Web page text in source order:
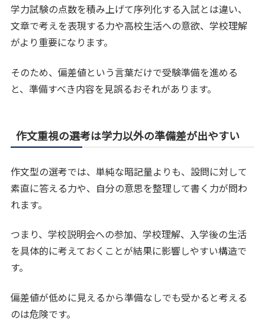
学力試験の点数を積み上げて序列化する入試とは違い、
文章で考えを表現する力や高校生活への意欲、学校理解
がより重要になります。
そのため、偏差値という言葉だけで受験準備を進める
と、準備すべき内容を見誤るおそれがあります。
作文重視の選考は学力以外の準備差が出やすい
作文型の選考では、単純な暗記量よりも、設問に対して
素直に答える力や、自分の意思を整理して書く力が問わ
れます。
つまり、学校説明会への参加、学校理解、入学後の生活
を具体的に考えておくことが結果に影響しやすい構造で
す。
偏差値が低めに見えるから準備なしでも受かると考える
のは危険です。